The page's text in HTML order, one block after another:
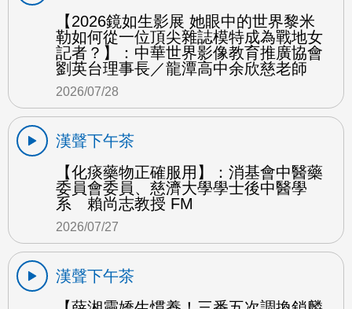
【2026鏡如生影展 她眼中的世界黎米
勒如何從一位頂尖雜誌模特成為戰地女
記者？】：中華世界影像教育推廣協會
劉英台理事長／龍潭高中余欣慈老師
2026/07/28
漢聲下午茶
【化痰藥物正確服用】：消基會中醫藥
委員會委員、慈濟大學學士後中醫學
系 賴尚志教授 FM
2026/07/27
漢聲下午茶